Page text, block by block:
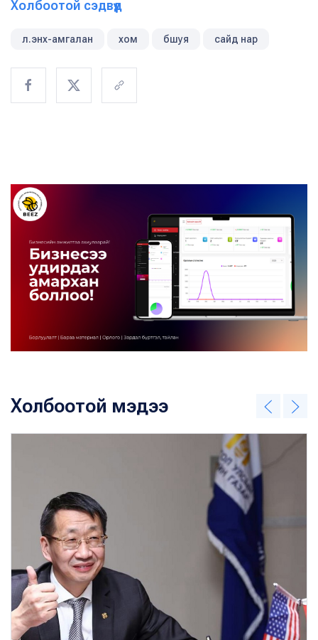
Холбоотой сэдвүүд
л.энх-амгалан хом бшуя сайд нар
Холбоотой мэдээ